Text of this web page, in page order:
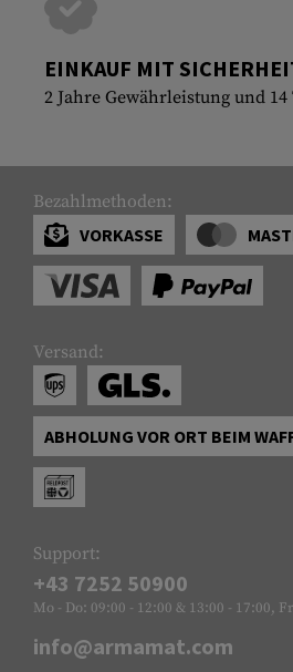
EINKAUF MIT
2 Jahre Gewährleistung und 14
Bezahlmethoden:
VORKASSE
Versand:
ABHOLUNG VOR ORT BEIM
Support:
+43 7252 50900
Mo - Do: 09:00 - 12:00 & 13:00 - 17:00,
info@armamat.com